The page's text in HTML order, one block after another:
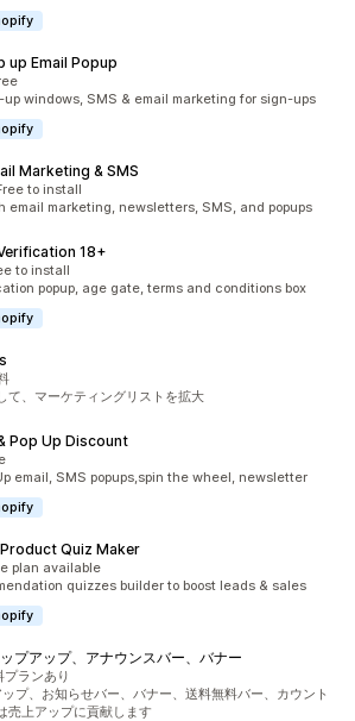
up Email Popup
件
up windows, SMS & email marketing for sign-ups
Marketing & SMS
2950件
to install
email marketing, newsletters, SMS, and popups
18+
298件
to install
popup, age gate, terms and conditions box
664件
て、マーケティングリストを拡大
Pop Up Discount
182件
email, SMS popups,spin the wheel, newsletter
Quiz Maker
431件
plan available
quizzes builder to boost leads & sales
プアップ、アナウンスバー、バナー
183件
プランあり
プ、お知らせバー、バナー、送料無料バー、カウント
売上アップに貢献します